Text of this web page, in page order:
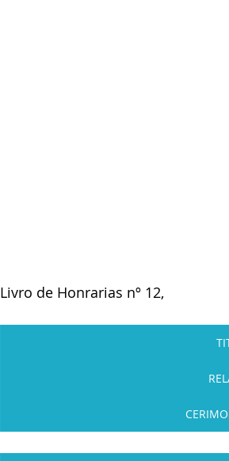
Livro de Honrarias nº 12,